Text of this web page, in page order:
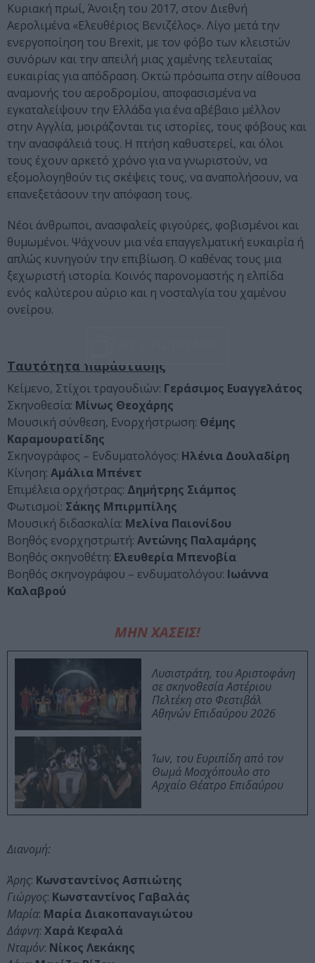
Κυριακή πρωί, Άνοιξη του 2017, στον Διεθνή
Αερολιμένα «Ελευθέριος Βενιζέλος». Λίγο μετά την
ενεργοποίηση του Brexit, με τον φόβο των κλειστών
συνόρων και την απειλή μιας χαμένης τελευταίας
ευκαιρίας για απόδραση. Οκτώ πρόσωπα στην αίθουσα
αναμονής του αεροδρομίου, αποφασισμένα να
εγκαταλείψουν την Ελλάδα για ένα αβέβαιο μέλλον
στην Αγγλία, μοιράζονται τις ιστορίες, τους φόβους και
την ανασφάλειά τους. Η πτήση καθυστερεί, και όλοι
τους έχουν αρκετό χρόνο για να γνωριστούν, να
εξομολογηθούν τις σκέψεις τους, να αναπολήσουν, να
επανεξετάσουν την απόφαση τους.
Νέοι άνθρωποι, ανασφαλείς φιγούρες, φοβισμένοι και
θυμωμένοι. Ψάχνουν μια νέα επαγγελματική ευκαιρία ή
απλώς κυνηγούν την επιβίωση. Ο καθένας τους μια
ξεχωριστή ιστορία. Κοινός παρονομαστής η ελπίδα
ενός καλύτερου αύριο και η νοσταλγία του χαμένου
ονείρου.
Ταυτότητα παράστασης
Κείμενο, Στίχοι τραγουδιών: Γεράσιμος Ευαγγελάτος
Σκηνοθεσία: Μίνως Θεοχάρης
Μουσική σύνθεση, Ενορχήστρωση: Θέμης
Καραμουρατίδης
Σκηνογράφος – Ενδυματολόγος: Ηλένια Δουλαδίρη
Κίνηση: Αμάλια Μπένετ
Επιμέλεια ορχήστρας: Δημήτρης Σιάμπος
Φωτισμοί: Σάκης Μπιρμπίλης
Μουσική διδασκαλία: Μελίνα Παιονίδου
Βοηθός ενορχηστρωτή: Αντώνης Παλαμάρης
Βοηθός σκηνοθέτη: Ελευθερία Μπενοβία
Βοηθός σκηνογράφου – ενδυματολόγου: Ιωάννα
Καλαβρού
ΜΗΝ ΧΑΣΕΙΣ!
Λυσιστράτη, του Αριστοφάνη
σε σκηνοθεσία Αστέριου
Πελτέκη στο Φεστιβάλ
Αθηνών Επιδαύρου 2026
Ίων, του Ευριπίδη από τον
Θωμά Μοσχόπουλο στο
Αρχαίο Θέατρο Επιδαύρου
Διανομή:
Άρης: Κωνσταντίνος Ασπιώτης
Γιώργος: Κωνσταντίνος Γαβαλάς
Μαρία: Μαρία Διακοπαναγιώτου
Δάφνη: Χαρά Κεφαλά
Νταμόν: Νίκος Λεκάκης